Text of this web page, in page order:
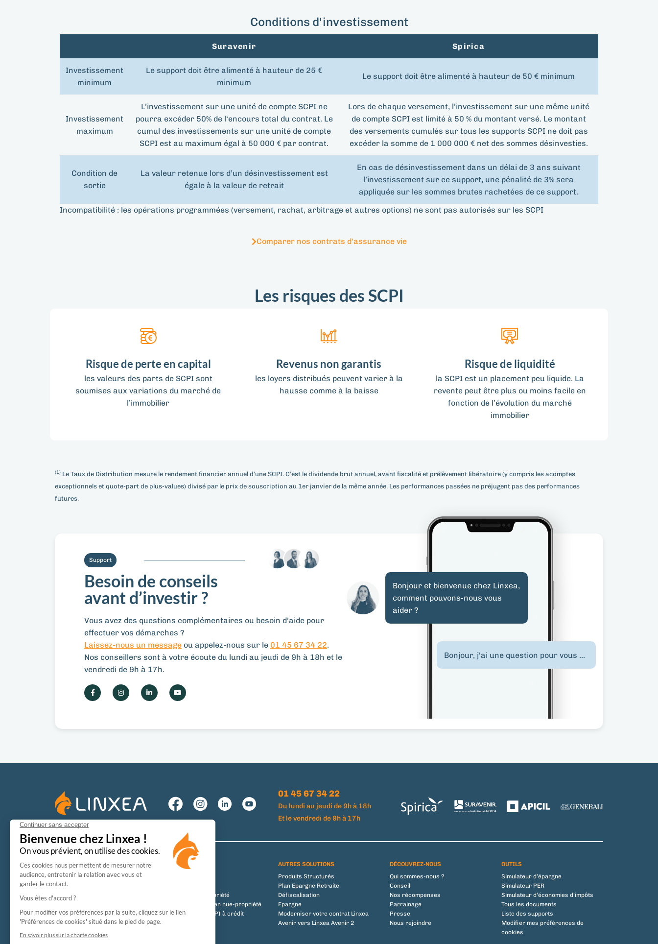
Conditions d'investissement
Suravenir Spirica
Investissement
minimum
Le support doit être alimenté à hauteur de 25 €
minimum
Le support doit être alimenté à hauteur de 50 € minimum
Investissement
maximum
L’investissement sur une unité de compte SCPI ne
pourra excéder 50% de l‘encours total du contrat. Le
cumul des investissements sur une unité de compte
SCPI est au maximum égal à 50 000 € par contrat.
Lors de chaque versement, l’investissement sur une même unité
de compte SCPI est limité à 50 % du montant versé. Le montant
des versements cumulés sur tous les supports SCPI ne doit pas
excéder la somme de 1 000 000 € net des sommes désinvesties.
Condition de
sortie
La valeur retenue lors d’un désinvestissement est
égale à la valeur de retrait
En cas de désinvestissement dans un délai de 3 ans suivant
l’investissement sur ce support, une pénalité de 3% sera
appliquée sur les sommes brutes rachetées de ce support.
Incompatibilité : les opérations programmées (versement, rachat, arbitrage et autres options) ne sont pas autorisés sur les SCPI
Comparer nos contrats d'assurance vie
Les risques des SCPI
Risque de perte en capital
les valeurs des parts de SCPI sont
soumises aux variations du marché de
l’immobilier
Revenus non garantis
les loyers distribués peuvent varier à la
hausse comme à la baisse
Risque de liquidité
la SCPI est un placement peu liquide. La
revente peut être plus ou moins facile en
fonction de l’évolution du marché
immobilier
(1) Le Taux de Distribution mesure le rendement financier annuel d’une SCPI. C’est le dividende brut annuel, avant fiscalité et prélèvement libératoire (y compris les acomptes
exceptionnels et quote-part de plus-values) divisé par le prix de souscription au 1er janvier de la même année. Les performances passées ne préjugent pas des performances
futures.
Bonjour et bienvenue chez Linxea,
comment pouvons-nous vous
aider ?
Bonjour, j'ai une question pour vous ...
Support
Besoin de conseils
avant d’investir ?
Vous avez des questions complémentaires ou besoin d’aide pour
effectuer vos démarches ?
Laissez-nous un message ou appelez-nous sur le 01 45 67 34 22.
Nos conseillers sont à votre écoute du lundi au jeudi de 9h à 18h et le
vendredi de 9h à 17h.
01 45 67 34 22
Du lundi au jeudi de 9h à 18h
Et le vendredi de 9h à 17h
ASSURANCE
Linxea Avenir 2
Linxea Spirit 2
Linxea Vie
Comparateur de contrat
SCPI
SCPI en nue-propriété
Simulateur SCPI en nue-propriété
Simulateur de SCPI à crédit
AUTRES SOLUTIONS
Produits Structurés
Plan Epargne Retraite
Défiscalisation
Epargne
Moderniser votre contrat Linxea
Avenir vers Linxea Avenir 2
DÉCOUVREZ-NOUS
Qui sommes-nous ?
Conseil
Nos récompenses
Parrainage
Presse
Nous rejoindre
OUTILS
Simulateur d’épargne
Simulateur PER
Simulateur d’économies d’impôts
Tous les documents
Liste des supports
Modifier mes préférences de
cookies